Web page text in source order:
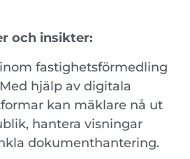
och insikter:
fastighetsförmedling
hjälp av digitala
kan mäklare nå ut
hantera visningar
dokumenthantering.